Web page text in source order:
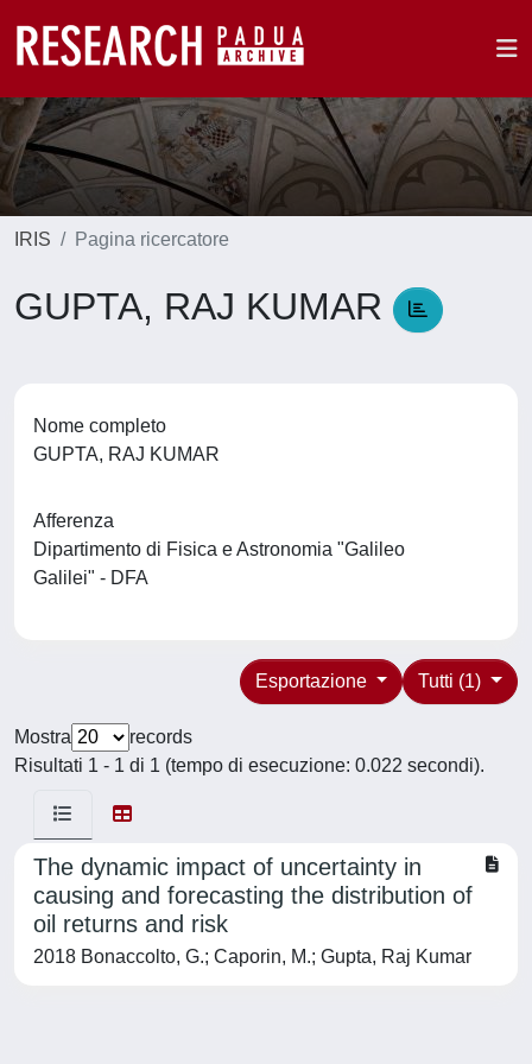
IRIS Pagina ricercatore
GUPTA, RAJ KUMAR
Nome completo
GUPTA, RAJ KUMAR
Afferenza
Dipartimento di Fisica e Astronomia "Galileo
Galilei" - DFA
Tutti (1)
Esportazione
Mostra
records
Risultati 1 - 1 di 1 (tempo di esecuzione: 0.022 secondi).
The dynamic impact of uncertainty in
causing and forecasting the distribution of
oil returns and risk
2018 Bonaccolto, G.; Caporin, M.; Gupta, Raj Kumar